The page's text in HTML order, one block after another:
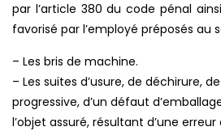
par l’article 380 du code pénal
favorisé par l’employé préposés au
– Les bris de machine.
– Les suites d’usure, de déchirure,
progressive, d’un défaut
l’objet assuré, résultant d’une erreur